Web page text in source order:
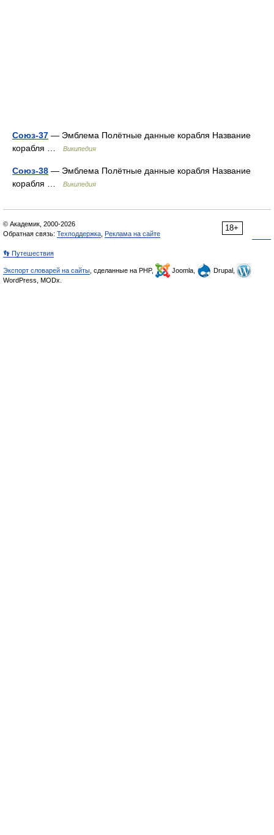
Союз-37 — Эмблема Полётные данные корабля Название
корабля …
Википедия
Союз-38 — Эмблема Полётные данные корабля Название
корабля …
Википедия
18+
© Академик, 2000-2026
Обратная связь: Техподдержка Реклама на сайте
👣 Путешествия
Экспорт словарей на сайты , сделанные на PHP, Joomla,
Drupal,
WordPress, MODx.